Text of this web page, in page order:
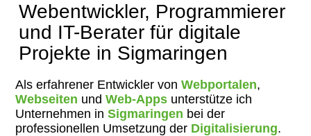
Webentwickler, Programmierer
und IT-Berater für digitale
Projekte in Sigmaringen
Als erfahrener Entwickler vonWebportalen,
Webseiten undWeb-Apps unterstütze ich
Unternehmen inSigmaringen bei der
professionellen Umsetzung der Digitalisierung.